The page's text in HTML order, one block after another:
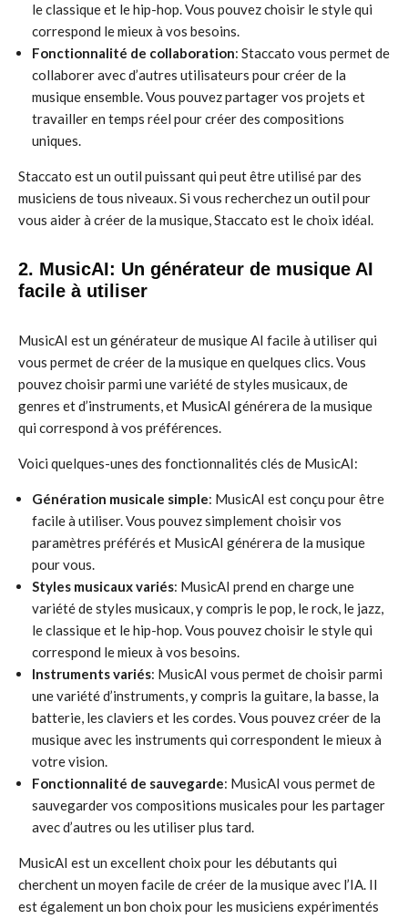
le classique et le hip-hop. Vous pouvez choisir le style qui
correspond le mieux à vos besoins.
Fonctionnalité de collaboration: Staccato vous permet de
collaborer avec d’autres utilisateurs pour créer de la
musique ensemble. Vous pouvez partager vos projets et
travailler en temps réel pour créer des compositions
uniques.
Staccato est un outil puissant qui peut être utilisé par des
musiciens de tous niveaux. Si vous recherchez un outil pour
vous aider à créer de la musique, Staccato est le choix idéal.
2. MusicAI: Un générateur de musique AI
facile à utiliser
MusicAI est un générateur de musique AI facile à utiliser qui
vous permet de créer de la musique en quelques clics. Vous
pouvez choisir parmi une variété de styles musicaux, de
genres et d’instruments, et MusicAI générera de la musique
qui correspond à vos préférences.
Voici quelques-unes des fonctionnalités clés de MusicAI:
Génération musicale simple: MusicAI est conçu pour être
facile à utiliser. Vous pouvez simplement choisir vos
paramètres préférés et MusicAI générera de la musique
pour vous.
Styles musicaux variés: MusicAI prend en charge une
variété de styles musicaux, y compris le pop, le rock, le jazz,
le classique et le hip-hop. Vous pouvez choisir le style qui
correspond le mieux à vos besoins.
Instruments variés: MusicAI vous permet de choisir parmi
une variété d’instruments, y compris la guitare, la basse, la
batterie, les claviers et les cordes. Vous pouvez créer de la
musique avec les instruments qui correspondent le mieux à
votre vision.
Fonctionnalité de sauvegarde: MusicAI vous permet de
sauvegarder vos compositions musicales pour les partager
avec d’autres ou les utiliser plus tard.
MusicAI est un excellent choix pour les débutants qui
cherchent un moyen facile de créer de la musique avec l’IA. Il
est également un bon choix pour les musiciens expérimentés